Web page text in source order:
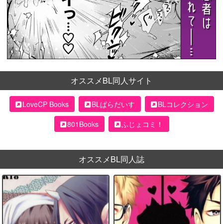
オススメBL同人サイト
LoveCP Books BLぱらだいす
BLコレクション
801Books
ふじょコミ！
オススメBL同人誌